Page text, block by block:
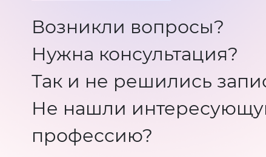
Возникли вопросы?
Нужна консультация?
Так и не решились
Не нашли
профессию?